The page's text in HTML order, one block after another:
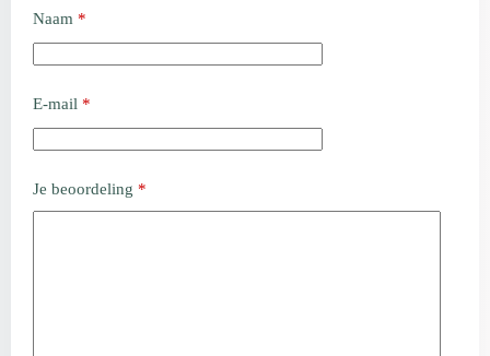
Naam *
E-mail *
Je beoordeling *